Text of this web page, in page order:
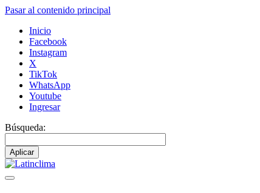
Pasar al contenido principal
Inicio
Facebook
Instagram
X
TikTok
WhatsApp
Youtube
Ingresar
Búsqueda: